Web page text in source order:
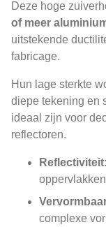
Deze hoge
of meer
uitstekende
fabricage.
Hun lage sterkte
diepe tekening en
ideaal zijn voor
reflectoren.
Reflectiviteit:
oppervlakken
complexe